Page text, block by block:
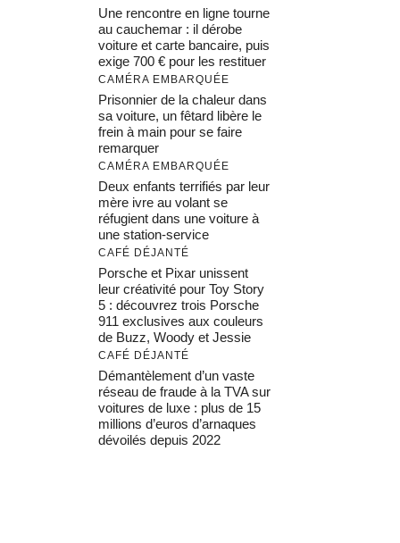
Une rencontre en ligne tourne
au cauchemar : il dérobe
voiture et carte bancaire, puis
exige 700 € pour les restituer
CAMÉRA EMBARQUÉE
Prisonnier de la chaleur dans
sa voiture, un fêtard libère le
frein à main pour se faire
remarquer
CAMÉRA EMBARQUÉE
Deux enfants terrifiés par leur
mère ivre au volant se
réfugient dans une voiture à
une station-service
CAFÉ DÉJANTÉ
Porsche et Pixar unissent
leur créativité pour Toy Story
5 : découvrez trois Porsche
911 exclusives aux couleurs
de Buzz, Woody et Jessie
CAFÉ DÉJANTÉ
Démantèlement d’un vaste
réseau de fraude à la TVA sur
voitures de luxe : plus de 15
millions d’euros d’arnaques
dévoilés depuis 2022